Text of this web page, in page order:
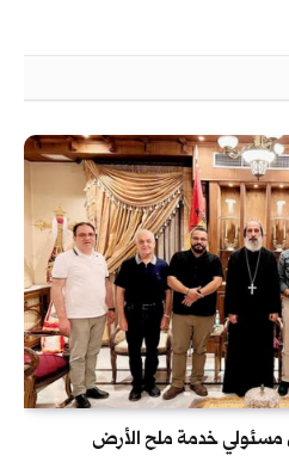
مسئولي خدمة ملح الأرض